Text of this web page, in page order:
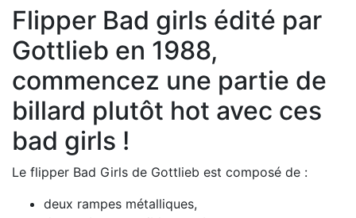
Flipper Bad girls édité par
Gottlieb en 1988,
commencez une partie de
billard plutôt hot avec ces
bad girls !
Le flipper Bad Girls de Gottlieb est composé de :
deux rampes métalliques,